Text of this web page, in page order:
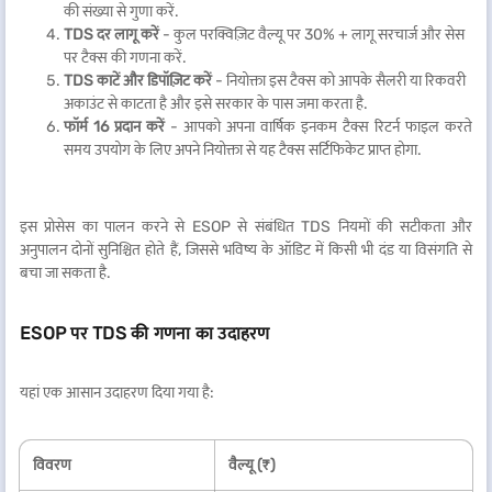
की संख्या से गुणा करें.
TDS दर लागू करें- कुल परक्विज़िट वैल्यू पर 30% + लागू सरचार्ज और सेस
पर टैक्स की गणना करें.
TDS काटें और डिपॉज़िट करें- नियोक्ता इस टैक्स को आपके सैलरी या रिकवरी
अकाउंट से काटता है और इसे सरकार के पास जमा करता है.
फॉर्म 16 प्रदान करें- आपको अपना वार्षिक इनकम टैक्स रिटर्न फाइल करते
समय उपयोग के लिए अपने नियोक्ता से यह टैक्स सर्टिफिकेट प्राप्त होगा.
इस प्रोसेस का पालन करने से ESOP से संबंधित TDS नियमों की सटीकता और
अनुपालन दोनों सुनिश्चित होते हैं, जिससे भविष्य के ऑडिट में किसी भी दंड या विसंगति से
बचा जा सकता है.
ESOP पर TDS की गणना का उदाहरण
यहां एक आसान उदाहरण दिया गया है:
विवरण वैल्यू (₹)